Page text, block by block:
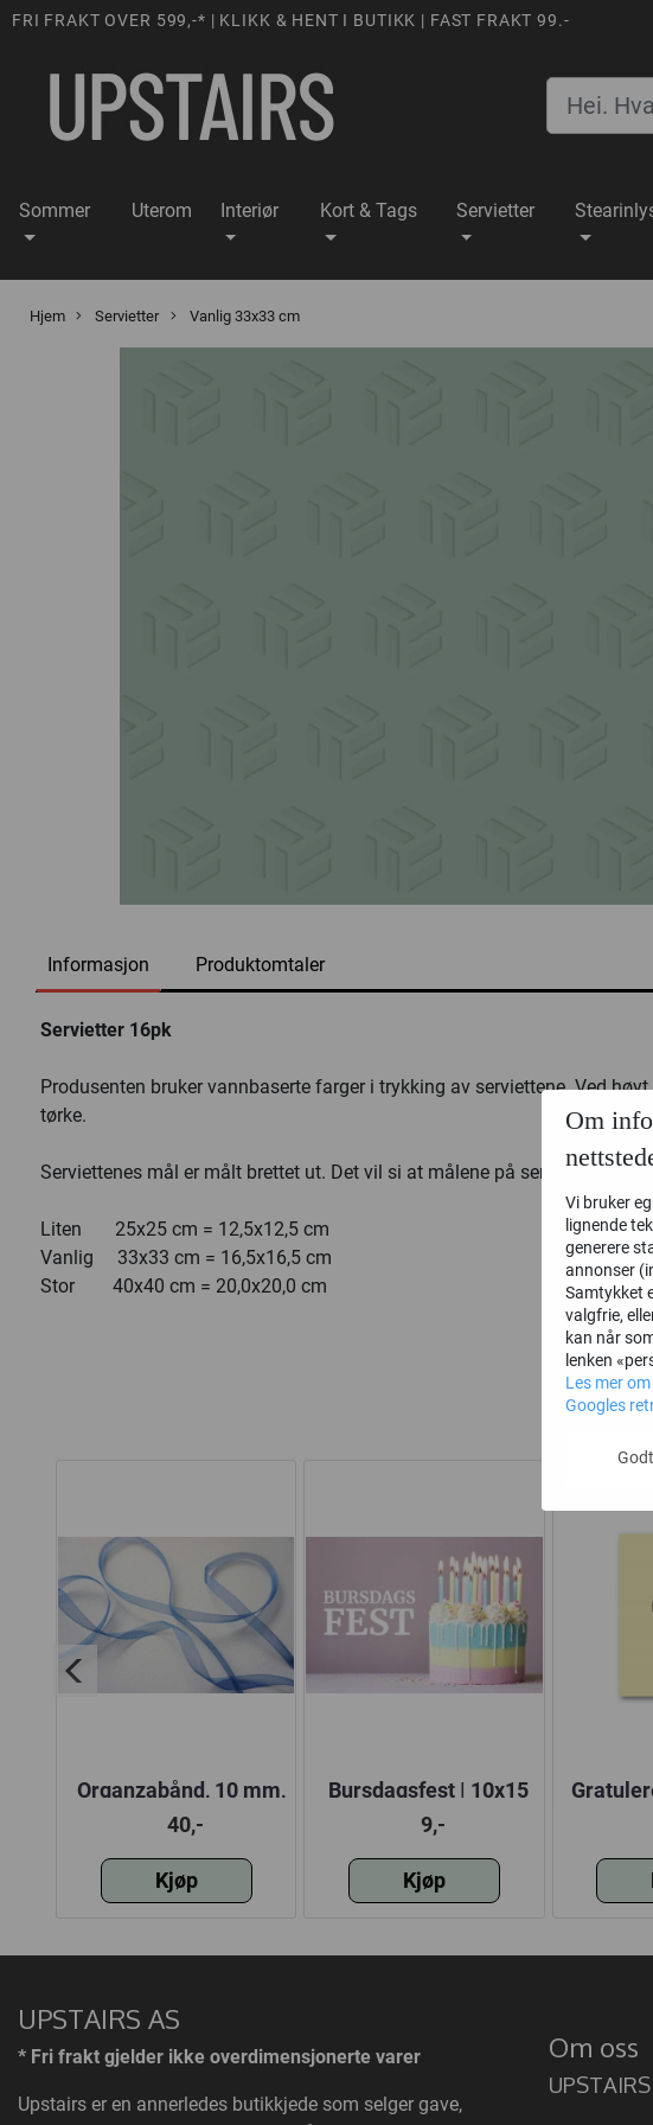
FRI FRAKT OVER 599,-* | KLIKK & HENT I BUTIKK | FAST FRAKT 99.-
Sommer Uterom Interiør Kort & Tags Servietter
Hjem Servietter Vanlig 33x33 cm
Informasjon Produktomtaler
Servietter 16pk
Produsenten bruker vannbaserte farger i trykking av serviettene. Ved
tørke.
Serviettenes mål er målt brettet ut. Det vil si at målene på servitter er slik:
Liten 25x25 cm = 12,5x12,5 cm
Vanlig 33x33 cm = 16,5x16,5 cm
Stor 40x40 cm = 20,0x20,0 cm
Organzabånd, 10 mm,
blå, 10 meter
40,-
Kjøp
Bursdagsfest | 10x15
cm
9,-
Kjøp
|
Om
Vi bruker
lignende
generere
annonser
Samtykket
valgfrie,
kan når
lenken
Les mer
Googles
UPSTAIRS AS
* Fri frakt gjelder ikke overdimensjonerte varer
Upstairs er en annerledes butikkjede som selger gave,
Om oss